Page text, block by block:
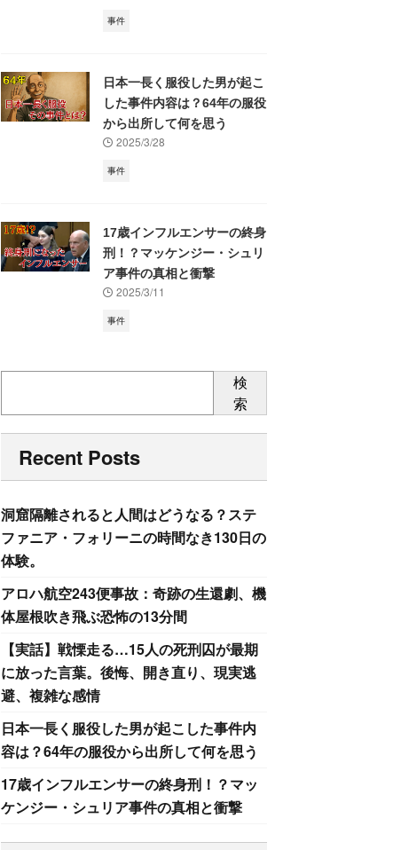
事件
日本一長く服役した男が起こ
した事件内容は？64年の服役
から出所して何を思う
2025/3/28
事件
17歳インフルエンサーの終身
刑！？マッケンジー・シュリ
ア事件の真相と衝撃
2025/3/11
事件
検
索
Recent Posts
洞窟隔離されると人間はどうなる？ステ
ファニア・フォリーニの時間なき130日の
体験。
アロハ航空243便事故：奇跡の生還劇、機
体屋根吹き飛ぶ恐怖の13分間
【実話】戦慄走る…15人の死刑囚が最期
に放った言葉。後悔、開き直り、現実逃
避、複雑な感情
日本一長く服役した男が起こした事件内
容は？64年の服役から出所して何を思う
17歳インフルエンサーの終身刑！？マッ
ケンジー・シュリア事件の真相と衝撃